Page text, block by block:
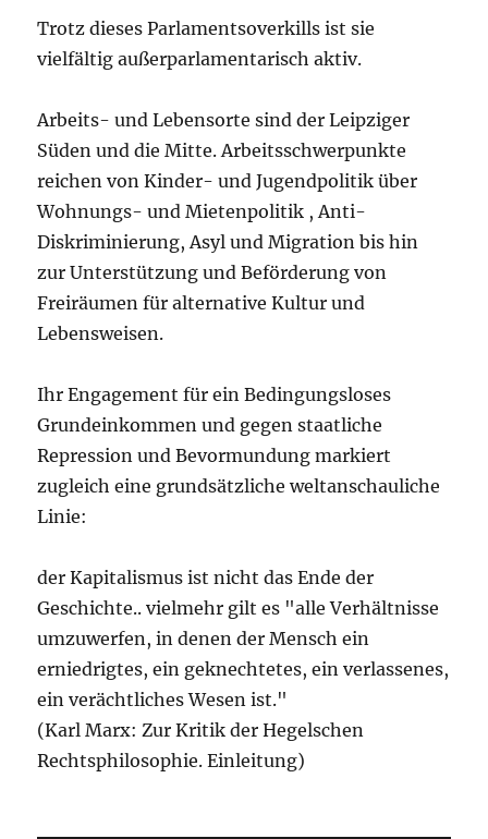
Trotz dieses Parlamentsoverkills ist sie
vielfältig außerparlamentarisch aktiv.
Arbeits- und Lebensorte sind der Leipziger
Süden und die Mitte. Arbeitsschwerpunkte
reichen von Kinder- und Jugendpolitik über
Wohnungs- und Mietenpolitik , Anti-
Diskriminierung, Asyl und Migration bis hin
zur Unterstützung und Beförderung von
Freiräumen für alternative Kultur und
Lebensweisen.
Ihr Engagement für ein Bedingungsloses
Grundeinkommen und gegen staatliche
Repression und Bevormundung markiert
zugleich eine grundsätzliche weltanschauliche
Linie:
der Kapitalismus ist nicht das Ende der
Geschichte.. vielmehr gilt es "alle Verhältnisse
umzuwerfen, in denen der Mensch ein
erniedrigtes, ein geknechtetes, ein verlassenes,
ein verächtliches Wesen ist."
(Karl Marx: Zur Kritik der Hegelschen
Rechtsphilosophie. Einleitung)